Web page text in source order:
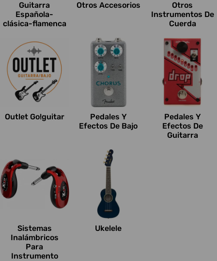
Guitarra
Española-
clásica-flamenca
Otros Accesorios
Otros
Instrumentos De
Cuerda
Outlet Go!guitar
Pedales Y
Efectos De Bajo
Pedales Y
Efectos De
Guitarra
Sistemas
Inalámbricos
Para
Instrumento
Ukelele